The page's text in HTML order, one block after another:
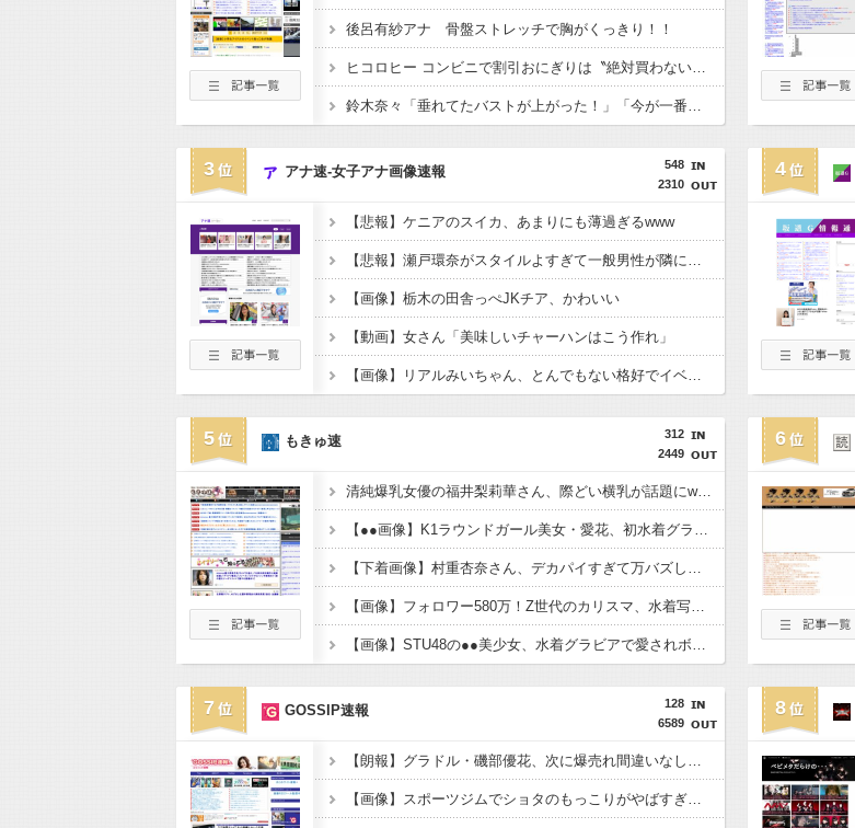
後呂有紗アナ 骨盤ストレッチで胸がくっきり！！
ヒコロヒー コンビニで割引おにぎりは〝絶対買わない〟理由
鈴木奈々「垂れてたバストが上がった！」「今が一番バスト大きい！」 下着姿を公開、豊満な美バストを披露 （画像あり）
3
548
2310
アナ速‐女子アナ画像速報
【悲報】ケニアのスイカ、あまりにも薄過ぎるwww
【悲報】瀬戸環奈がスタイルよすぎて一般男性が隣に並ぶとチンチクリンに見えてしまう
【画像】栃木の田舎っぺJKチア、かわいい
【動画】女さん「美味しいチャーハンはこう作れ」
【画像】リアルみいちゃん、とんでもない格好でイベント出演するwwwww
4
5
312
2449
もきゅ速
清純爆乳女優の福井梨莉華さん、際どい横乳が話題にwwwwwFRIDAYの水着グラビアオフショットにファン大興奮！！
【●●画像】K1ラウンドガール美女・愛花、初水着グラビアが美しすぎるwwwwwwww
【下着画像】村重杏奈さん、デカパイすぎて万バズしてしまうwwwwwwww
【画像】フォロワー580万！Z世代のカリスマ、水着写真集の発売決定wwwwwさくら、沖縄を舞台にカワイイが爆発！！！
【画像】STU48の●●美少女、水着グラビアで愛されボディを大放出wwwwww甲斐心愛が「BOMB」で豊満バストを大胆披露！！
6
7
128
6589
GOSSIP速報
【朗報】グラドル・磯部優花、次に爆売れ間違いなしのイベントが話題にｗｗｗｗ
【画像】スポーツジムでショタのもっこりがやばすぎるwwwwww
8